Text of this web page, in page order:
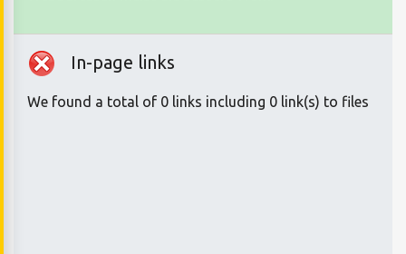
In-page links
We found a total of 0 links including 0 link(s) to files